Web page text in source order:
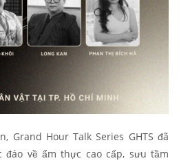
Grand Hour Talk Series GHTS đã
đáo về ẩm thực cao cấp, sưu tầm